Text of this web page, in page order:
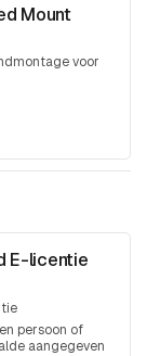
Mount
voor
E-licentie
persoon of
aangegeven